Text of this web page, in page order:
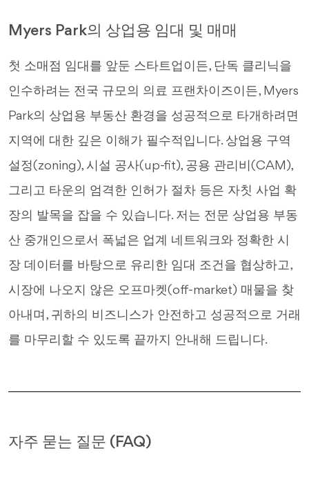
Myers Park의 상업용 임대 및 매매
첫 소매점 임대를 앞둔 스타트업이든, 단독 클리닉을
인수하려는 전국 규모의 의료 프랜차이즈이든, Myers
Park의 상업용 부동산 환경을 성공적으로 타개하려면
지역에 대한 깊은 이해가 필수적입니다. 상업용 구역
설정(zoning), 시설 공사(up-fit), 공용 관리비(CAM),
그리고 타운의 엄격한 인허가 절차 등은 자칫 사업 확
장의 발목을 잡을 수 있습니다. 저는 전문 상업용 부동
산 중개인으로서 폭넓은 업계 네트워크와 정확한 시
장 데이터를 바탕으로 유리한 임대 조건을 협상하고,
시장에 나오지 않은 오프마켓(off-market) 매물을 찾
아내며, 귀하의 비즈니스가 안전하고 성공적으로 거래
를 마무리할 수 있도록 끝까지 안내해 드립니다.
자주 묻는 질문 (FAQ)